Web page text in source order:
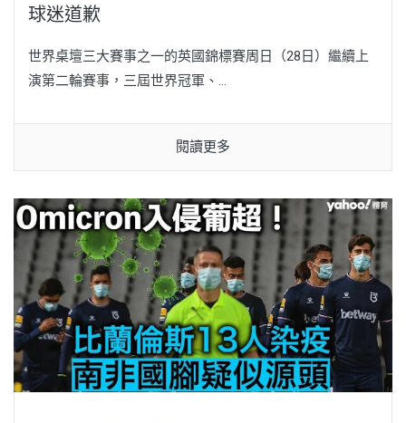
球迷道歉
世界桌壇三大賽事之一的英國錦標賽周日（28日）繼續上
演第二輪賽事，三屆世界冠軍、...
閱讀更多